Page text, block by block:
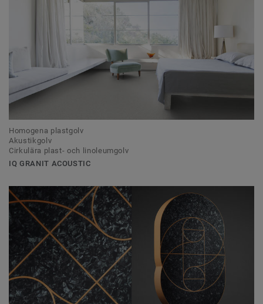
Homogena plastgolv
Akustikgolv
Cirkulära plast- och linoleumgolv
IQ GRANIT ACOUSTIC